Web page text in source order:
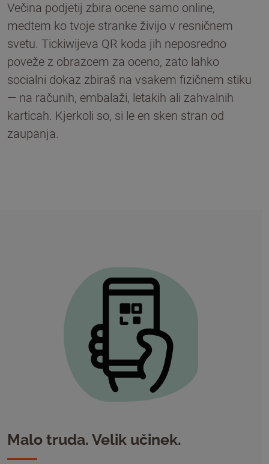
Večina podjetij zbira ocene samo online,
medtem ko tvoje stranke živijo v resničnem
svetu. Tickiwijeva QR koda jih neposredno
poveže z obrazcem za oceno, zato lahko
socialni dokaz zbiraš na vsakem fizičnem stiku
— na računih, embalaži, letakih ali zahvalnih
karticah. Kjerkoli so, si le en sken stran od
zaupanja.
Malo truda. Velik učinek.